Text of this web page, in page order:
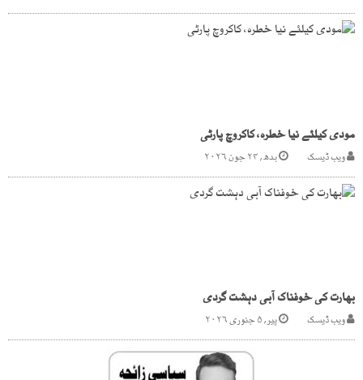
مودی کیلئے نیا خطرہ، کاکروچ پارٹی
ویب ڈیسک بدھ, ۲۴ جون ۲۰۲۶
بھارت کی خوفناک آبی دہشت گردی
ویب ڈیسک پیر, ۵ جنوری ۲۰۲۶